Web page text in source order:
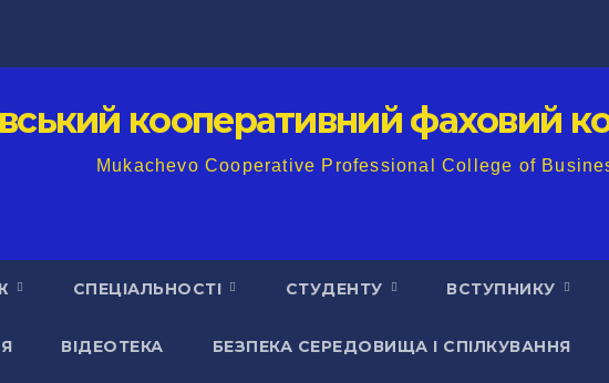
кооперативний фаховий
Mukachevo Cooperative Professional College of
СПЕЦІАЛЬНОСТІ СТУДЕНТУ ВСТУПНИКУ
ВІДЕОТЕКА БЕЗПЕКА СЕРЕДОВИЩА І СПІЛКУВАННЯ